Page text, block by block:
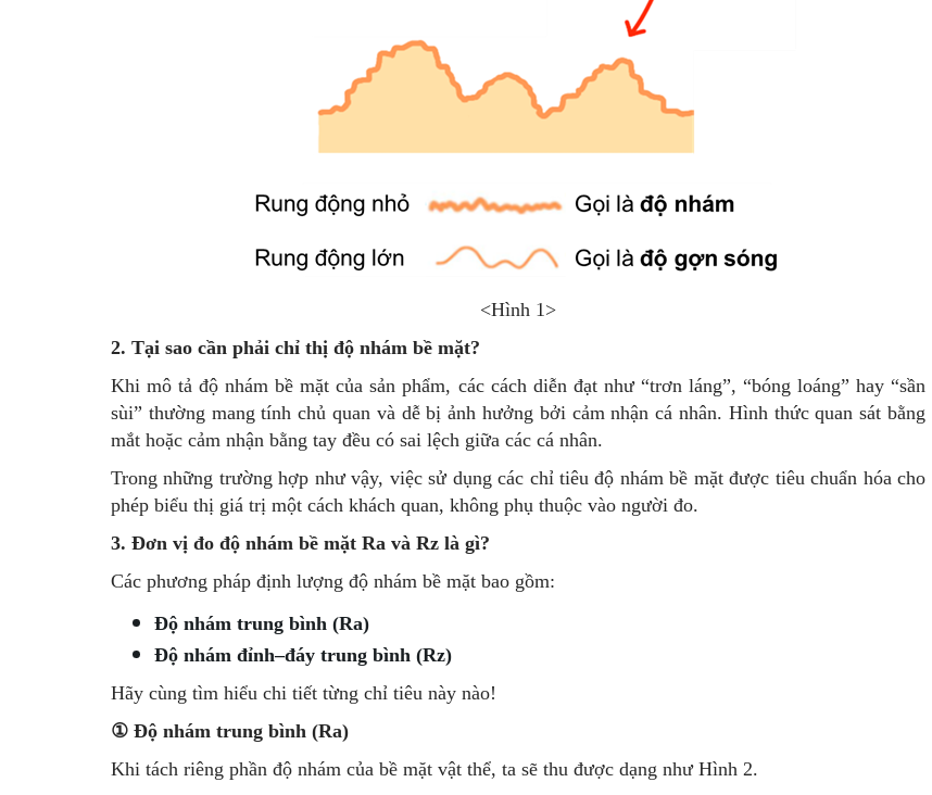
<Hình 1>
2. Tại sao cần phải chỉ thị độ nhám bề mặt?
Khi mô tả độ nhám bề mặt của sản phẩm, các cách diễn đạt như “trơn láng”, “bóng loáng” hay “sần
sùi” thường mang tính chủ quan và dễ bị ảnh hưởng bởi cảm nhận cá nhân. Hình thức quan sát bằng
mắt hoặc cảm nhận bằng tay đều có sai lệch giữa các cá nhân.
Trong những trường hợp như vậy, việc sử dụng các chỉ tiêu độ nhám bề mặt được tiêu chuẩn hóa cho
phép biểu thị giá trị một cách khách quan, không phụ thuộc vào người đo.
3. Đơn vị đo độ nhám bề mặt Ra và Rz là gì?
Các phương pháp định lượng độ nhám bề mặt bao gồm:
Độ nhám trung bình (Ra)
Độ nhám đỉnh–đáy trung bình (Rz)
Hãy cùng tìm hiểu chi tiết từng chỉ tiêu này nào!
① Độ nhám trung bình (Ra)
Khi tách riêng phần độ nhám của bề mặt vật thể, ta sẽ thu được dạng như Hình 2.